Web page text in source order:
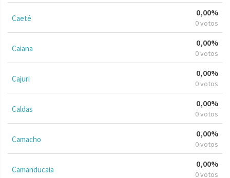
Caeté
0,00%
0 votos
Caiana
0,00%
0 votos
Cajuri
0,00%
0 votos
Caldas
0,00%
0 votos
Camacho
0,00%
0 votos
Camanducaia
0,00%
0 votos